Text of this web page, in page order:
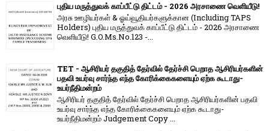
புதிய மருத்துவக் காப்பீட்டு திட்டம் - 2026 அரசாணை வெளியீடு!
அரசு ஊழியர்கள் & ஓய்வூதியர்களுக்கான (Including TAPS
Holders) புதிய மருத்துவக் காப்பீட்டு திட்டம் - 2026 அரசாணை
வெளியீடு! G.O.Ms.No.123 -...
TET - ஆசிரியர் தகுதித் தேர்வில் தேர்ச்சி பெறாத ஆசிரியர்களின்
பதவி உயர்வு சார்ந்த எந்த கோரிக்கைகளையும் ஏற்க கூடாது-
உயர்நீதிமன்றம்
ஆசிரியர் தகுதித் தேர்வில் தேர்ச்சி பெறாத ஆசிரியர்களின் பதவி
உயர்வு சார்ந்த எந்த கோரிக்கைகளையும் ஏற்க கூடாது-
உயர்நீதிமன்றம் Judgement Copy ...